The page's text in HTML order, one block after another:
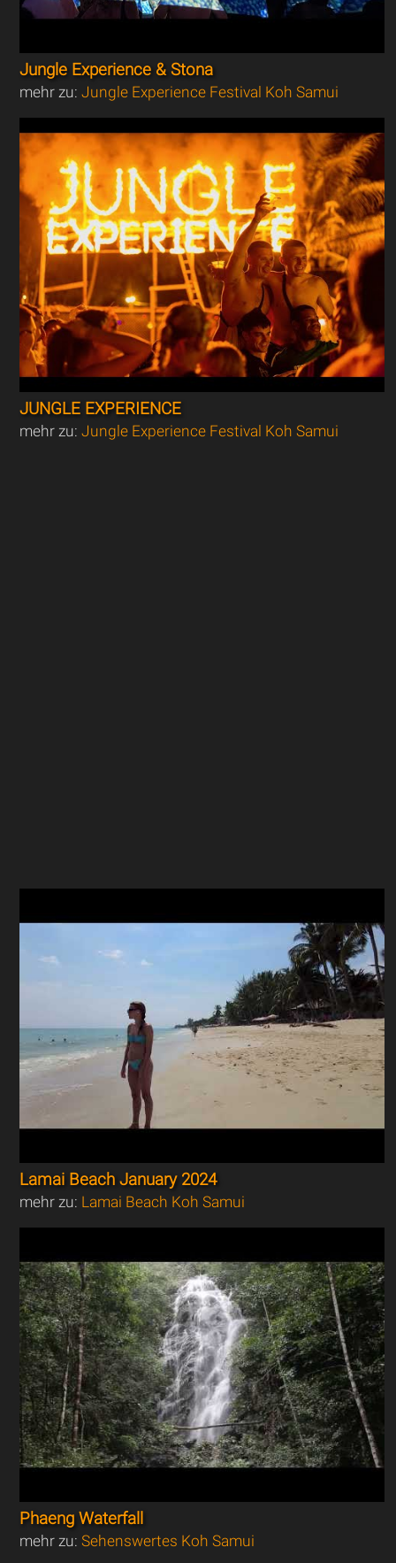
Jungle Experience & Stona
mehr zu:Jungle Experience Festival Koh Samui
JUNGLE EXPERIENCE
mehr zu:Jungle Experience Festival Koh Samui
Lamai Beach January 2024
mehr zu: Lamai Beach Koh Samui
Phaeng Waterfall
mehr zu:Sehenswertes Koh Samui